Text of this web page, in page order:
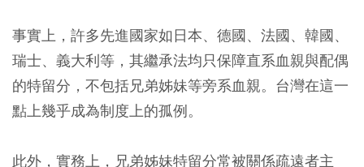
事實上，許多先進國家如日本、德國、法國、韓國、
瑞士、義大利等，其繼承法均只保障直系血親與配偶
的特留分，不包括兄弟姊妹等旁系血親。台灣在這一
點上幾乎成為制度上的孤例。
此外，實務上，兄弟姊妹特留分常被關係疏遠者主